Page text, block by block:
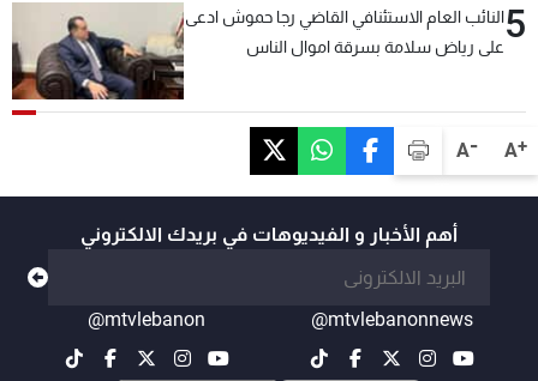
A+
A-
5النائب العام الاستئنافي القاضي رجا حموش ادعى
على رياض سلامة بسرقة اموال الناس
أهم الأخبار و الفيديوهات في بريدك الالكتروني
@mtvlebanonnews
@mtvlebanon